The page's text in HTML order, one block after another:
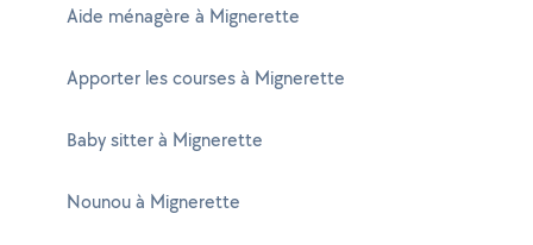
Aide ménagère à Mignerette
Apporter les courses à Mignerette
Baby sitter à Mignerette
Nounou à Mignerette